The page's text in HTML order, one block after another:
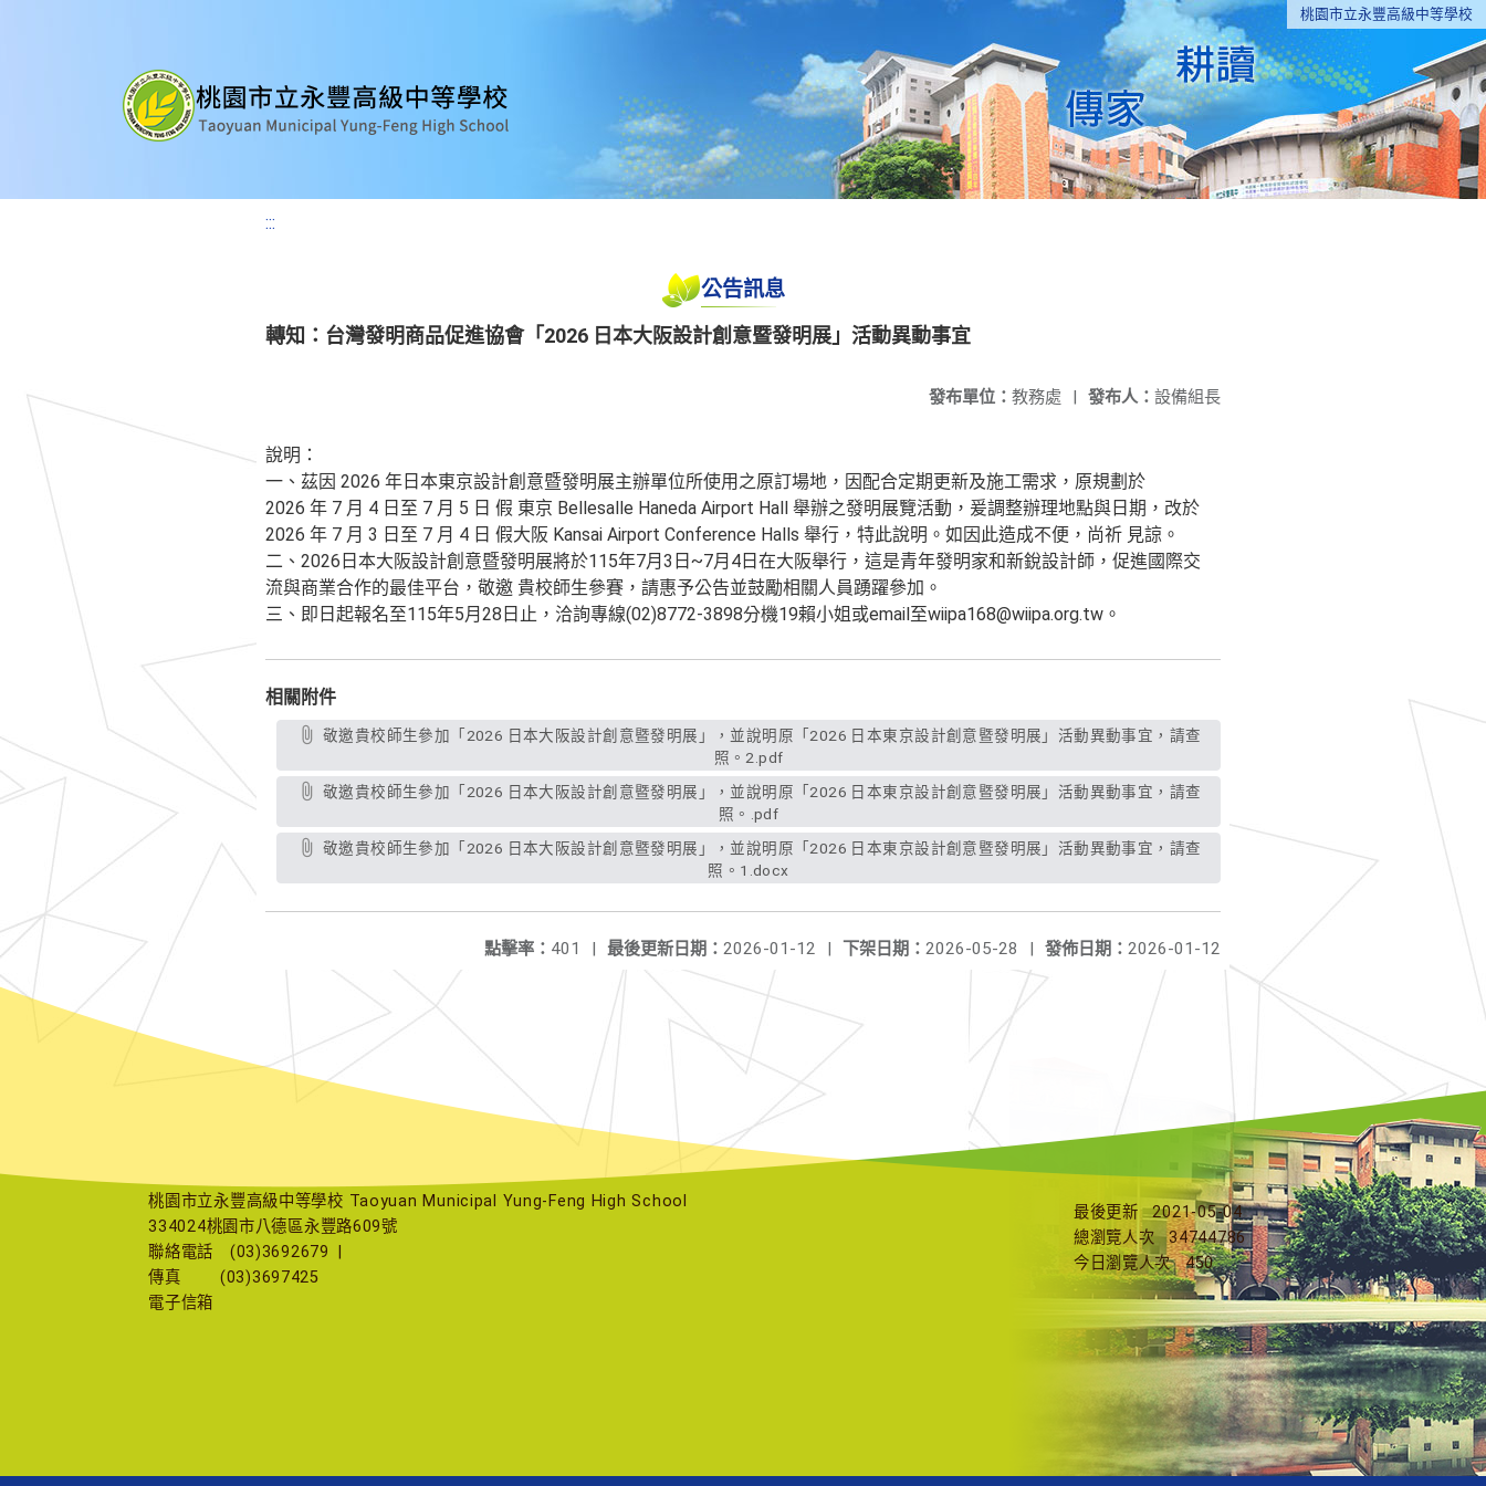
桃園市立永豐高級中等學校
:::
公告訊息
轉知：台灣發明商品促進協會「2026 日本大阪設計創意暨發明展」活動異動事宜
發布人： 設備組長
發布單位： 教務處 |
說明：
一、茲因 2026 年日本東京設計創意暨發明展主辦單位所使用之原訂場地，因配合定期更新及施工需求，原規劃於
2026 年 7 月 4 日至 7 月 5 日 假 東京 Bellesalle Haneda Airport Hall 舉辦之發明展覽活動，爰調整辦理地點與日期，改於
2026 年 7 月 3 日至 7 月 4 日 假大阪 Kansai Airport Conference Halls 舉行，特此說明。如因此造成不便，尚祈 見諒。
二、2026日本大阪設計創意暨發明展將於115年7月3日~7月4日在大阪舉行，這是青年發明家和新銳設計師，促進國際交
流與商業合作的最佳平台，敬邀 貴校師生參賽，請惠予公告並鼓勵相關人員踴躍參加。
三、即日起報名至115年5月28日止，洽詢專線(02)8772-3898分機19賴小姐或email至wiipa168@wiipa.org.tw。
相關附件
照。2.pdf
照。.pdf
照。1.docx
發佈日期： 2026-01-12
下架日期： 2026-05-28 |
最後更新日期： 2026-01-12 |
點擊率： 401 |
桃園市立永豐高級中等學校 Taoyuan Municipal Yung-Feng High School
334024桃園市八德區永豐路609號
聯絡電話
(03)3692679
傳真
(03)3697425
電子信箱
最後更新
2021-05-04
總瀏覽人次
34744786
今日瀏覽人次
450